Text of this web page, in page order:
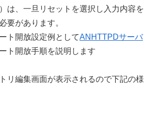
は、一旦リセットを選択し入力内容を
要があります。
ト開放設定例としてANHTTPDサーバ
ト開放手順を説明します
リ編集画面が表示されるので下記の様